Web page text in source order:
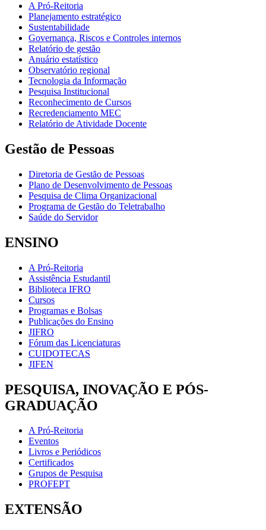
A Pró-Reitoria
Planejamento estratégico
Sustentabilidade
Governança, Riscos e Controles internos
Relatório de gestão
Anuário estatístico
Observatório regional
Tecnologia da Informação
Pesquisa Institucional
Reconhecimento de Cursos
Recredenciamento MEC
Relatório de Atividade Docente
Gestão de Pessoas
Diretoria de Gestão de Pessoas
Plano de Desenvolvimento de Pessoas
Pesquisa de Clima Organizacional
Programa de Gestão do Teletrabalho
Saúde do Servidor
ENSINO
A Pró-Reitoria
Assistência Estudantil
Biblioteca IFRO
Cursos
Programas e Bolsas
Publicações do Ensino
JIFRO
Fórum das Licenciaturas
CUIDOTECAS
JIFEN
PESQUISA, INOVAÇÃO E PÓS-
GRADUAÇÃO
A Pró-Reitoria
Eventos
Livros e Periódicos
Certificados
Grupos de Pesquisa
PROFEPT
EXTENSÃO